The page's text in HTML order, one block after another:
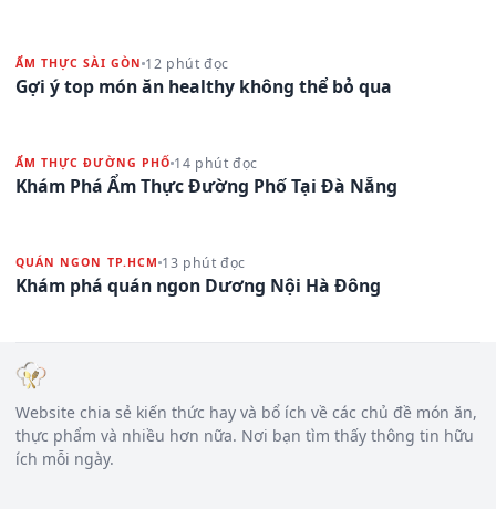
ẨM THỰC SÀI GÒN 12 phút đọc
Gợi ý top món ăn healthy không thể bỏ qua
ẨM THỰC ĐƯỜNG PHỐ 14 phút đọc
Khám Phá Ẩm Thực Đường Phố Tại Đà Nẵng
QUÁN NGON TP.HCM 13 phút đọc
Khám phá quán ngon Dương Nội Hà Đông
Website chia sẻ kiến thức hay và bổ ích về các chủ đề món ăn,
thực phẩm và nhiều hơn nữa. Nơi bạn tìm thấy thông tin hữu
ích mỗi ngày.